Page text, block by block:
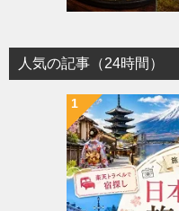
人気の記事（24時間）